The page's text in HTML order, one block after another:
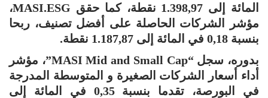
المائة إلى 1.398,97 نقطة، كما حقق MASI.ESG،
مؤشر الشركات الحاصلة على أفضل تصنيف، ربحا
بنسبة 0,18 في المائة إلى 1.187,87 نقطة.
بدوره، سجل “MASI Mid and Small Cap”، مؤشر
أداء أسعار الشركات الصغيرة و المتوسطة المدرجة
في البورصة، تقدما بنسبة 0,35 في المائة إلى